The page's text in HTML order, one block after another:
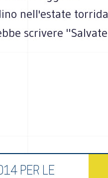
nell'estate torrida
scrivere "Salvate
PER LE